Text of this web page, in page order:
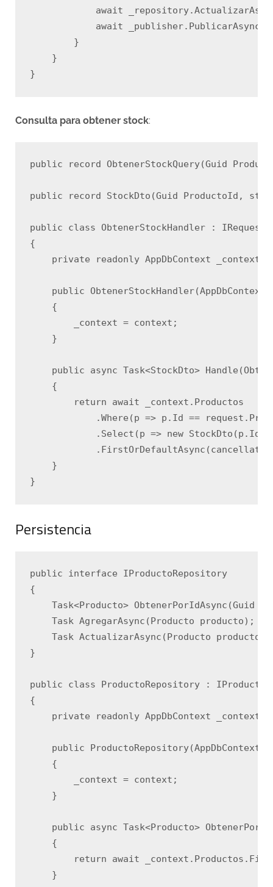
await
await
        }
    }
Consulta para obtener stock:
public record ObtenerStockQuery(Guid
public record StockDto(Guid ProductoId,
public class ObtenerStockHandler :
{
    private readonly AppDbContext _context;
public ObtenerStockHandler(AppDbContext
    {
        _context = context;
    }
public async Task<StockDto>
    {
        return await _context.Productos
.Where(p => p.Id ==
.Select(p => new StockDto(p.Id,
    }
Persistencia
public interface IProductoRepository
{
Task<Producto> ObtenerPorIdAsync(Guid
    Task AgregarAsync(Producto producto);
    Task ActualizarAsync(Producto producto);
}
public class ProductoRepository :
{
    private readonly AppDbContext _context;
public ProductoRepository(AppDbContext
    {
        _context = context;
    }
public async Task<Producto>
    {
return await
    }